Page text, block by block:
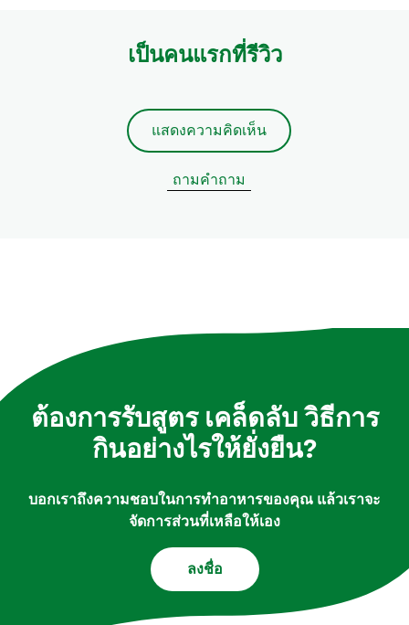
เป็นคนแรกที่รีวิว
แสดงความคิดเห็น
ถามคำถาม
ต้องการรับสูตร เคล็ดลับ วิธีการ
กินอย่างไรให้ยั่งยืน?
บอกเราถึงความชอบในการทำอาหารของคุณ แล้วเราจะ
จัดการส่วนที่เหลือให้เอง
ลงชื่อ